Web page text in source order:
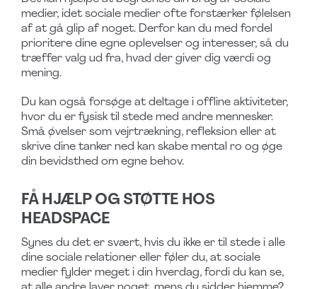
medier, idet sociale medier ofte forstærker følelsen
af at gå glip af noget. Derfor kan du med fordel
prioritere dine egne oplevelser og interesser, så du
træffer valg ud fra, hvad der giver dig værdi og
mening.
Du kan også forsøge at deltage i offline aktiviteter,
hvor du er fysisk til stede med andre mennesker.
Små øvelser som vejrtrækning, refleksion eller at
skrive dine tanker ned kan skabe mental ro og øge
din bevidsthed om egne behov.
FÅ HJÆLP OG STØTTE HOS
HEADSPACE
Synes du det er svært, hvis du ikke er til stede i alle
dine sociale relationer eller føler du, at sociale
medier fylder meget i din hverdag, fordi du kan se,